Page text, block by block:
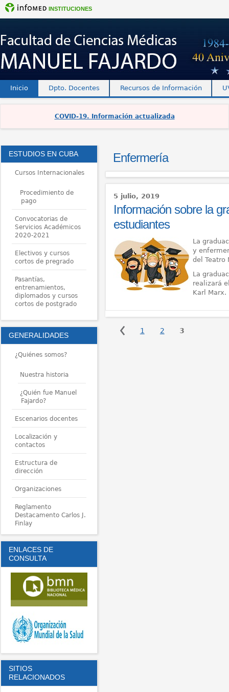
INSTITUCIONES
Inicio Dpto. Docentes Recursos de Información
COVID-19. Información actualizada
Enfermería
5 julio, 2019
Información sobre la
estudiantes
La
y
del Teatro
La
realizará
Karl Marx.
ESTUDIOS EN CUBA
Cursos Internacionales
Procedimiento de
pago
Convocatorias de
Servicios Académicos
2020-2021
Electivos y cursos
cortos de pregrado
Pasantías,
entrenamientos,
diplomados y cursos
cortos de postgrado
GENERALIDADES
¿Quiénes somos?
Nuestra historia
¿Quién fue Manuel
Fajardo?
Escenarios docentes
Localización y
contactos
Estructura de
dirección
Organizaciones
Reglamento
Destacamento Carlos J.
Finlay
ENLACES DE
CONSULTA
SITIOS
RELACIONADOS